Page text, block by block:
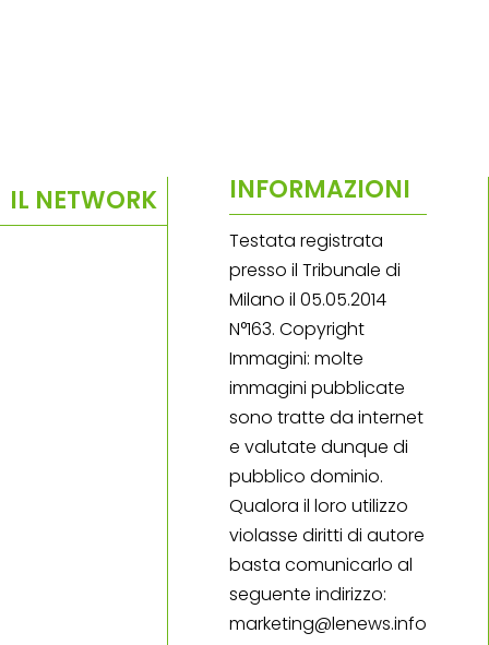
IL NETWORK INFORMAZIONI
Testata registrata
presso il Tribunale di
Milano il 05.05.2014
N°163. Copyright
Immagini: molte
immagini pubblicate
sono tratte da internet
e valutate dunque di
pubblico dominio.
Qualora il loro utilizzo
violasse diritti di autore
basta comunicarlo al
seguente indirizzo:
marketing@lenews.info